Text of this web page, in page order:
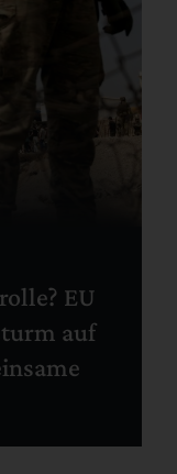
EU
auf